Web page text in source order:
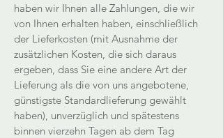
haben wir Ihnen alle Zahlungen, die wir
von Ihnen erhalten haben, einschließlich
der Lieferkosten (mit Ausnahme der
zusätzlichen Kosten, die sich daraus
ergeben, dass Sie eine andere Art der
Lieferung als die von uns angebotene,
günstigste Standardlieferung gewählt
haben), unverzüglich und spätestens
binnen vierzehn Tagen ab dem Tag